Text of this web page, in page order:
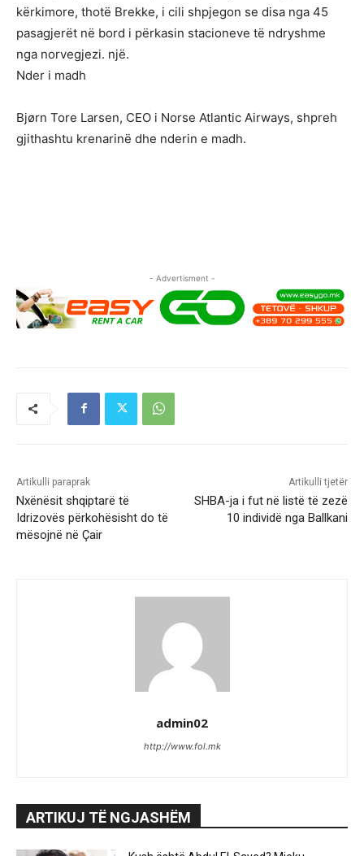
kërkimore, thotë Brekke, i cili shpjegon se disa nga 45
pasagjerët në bord i përkasin stacioneve të ndryshme
nga norvegjezi. një.
Nder i madh
Bjørn Tore Larsen, CEO i Norse Atlantic Airways, shpreh
gjithashtu krenarinë dhe nderin e madh.
- Advertisment -
Artikulli paraprak
Nxënësit shqiptarë të
Idrizovës përkohësisht do të
mësojnë në Çair
Artikulli tjetër
SHBA-ja i fut në listë të zezë
10 individë nga Ballkani
admin02
http://www.fol.mk
ARTIKUJ TË NGJASHËM